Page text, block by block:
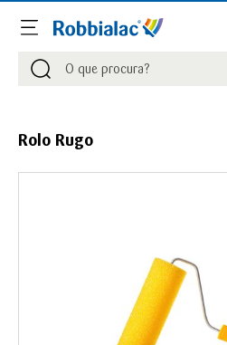
Procurar
Procurar
Rolo Rugo